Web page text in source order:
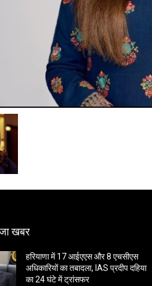
खबर
हरियाणा में 17 आईएएस और 8 एचसीएस
अधिकारियों का तबादला, IAS प्रदीप दहिया
का 24 घंटे में ट्रांसफर